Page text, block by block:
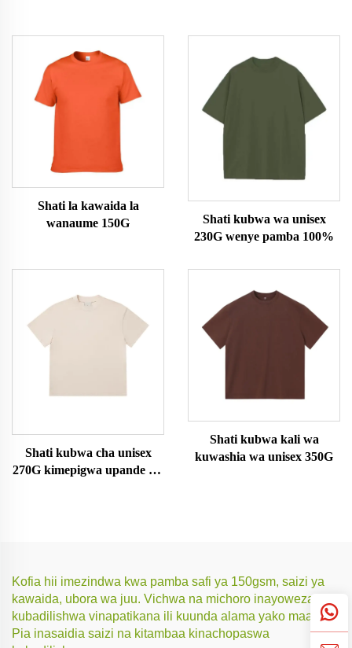
Shati la kawaida la
wanaume 150G
Shati kubwa wa unisex
230G wenye pamba 100%
Shati kubwa cha unisex
270G kimepigwa upande wa
Shati kubwa kali wa
kuwashia wa unisex 350G
Kofia hii imezindwa kwa pamba safi ya 150gsm, saizi ya
kawaida, ubora wa juu. Vichwa na michoro inayoweza
kubadilishwa vinapatikana ili kuunda alama yako maalum.
Pia inasaidia saizi na kitambaa kinachopaswa